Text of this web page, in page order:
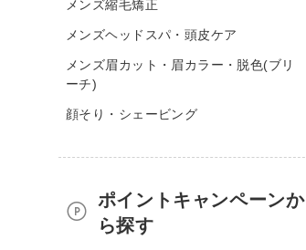
メンズ縮毛矯正
メンズヘッドスパ・頭皮ケア
メンズ眉カット・眉カラー・脱色(ブリ
ーチ)
顔そり・シェービング
ポイントキャンペーンか
ら探す